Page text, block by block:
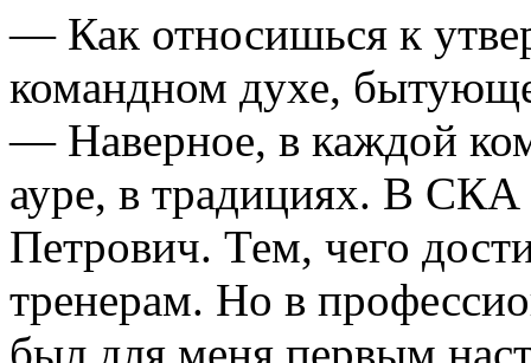
— Как относишься к
командном духе,
— Наверное, в каждой
ауре, в традициях. В СКА
Петрович. Тем, чего
тренерам. Но в
был для меня первым